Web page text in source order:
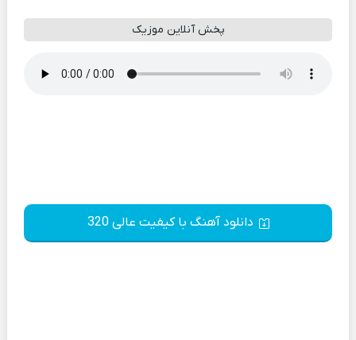
پخش آنلاین موزیک
دانلود آهنگ با کیفیت عالی 320